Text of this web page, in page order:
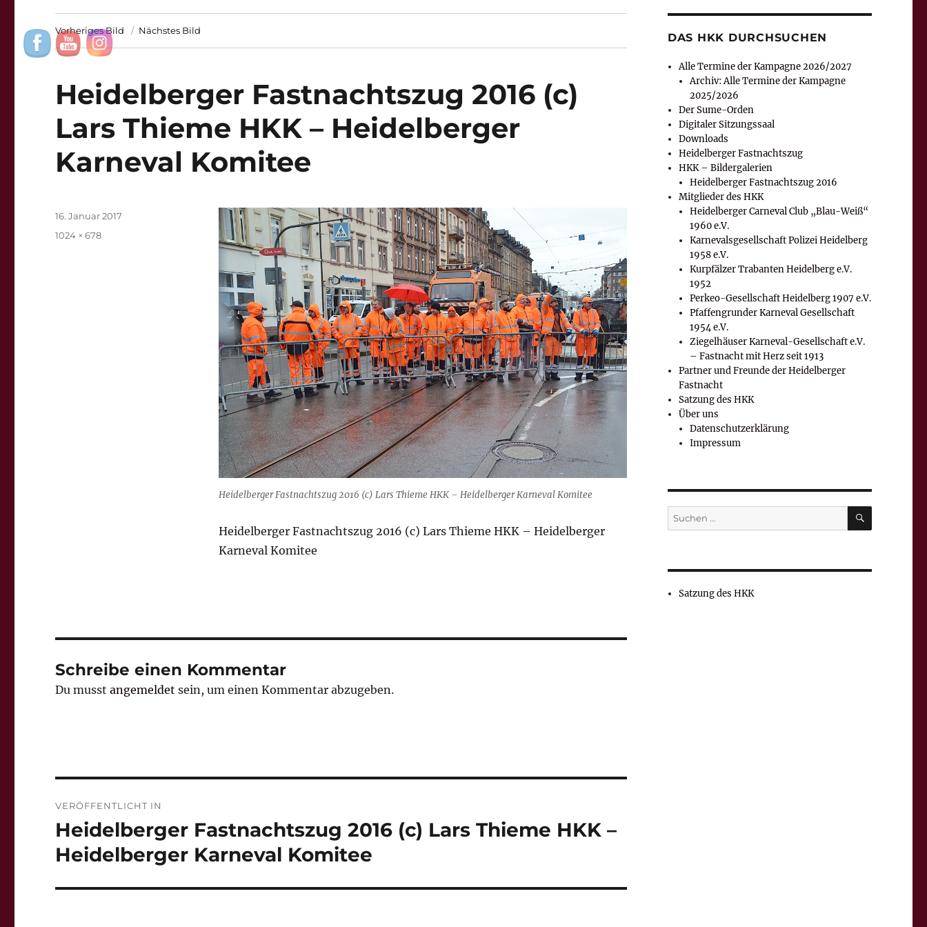
Vorheriges Bild Nächstes Bild
Heidelberger Fastnachtszug 2016 (c)
Lars Thieme HKK – Heidelberger
Karneval Komitee
Heidelberger Fastnachtszug 2016 (c) Lars Thieme HKK – Heidelberger Karneval Komitee
Heidelberger Fastnachtszug 2016 (c) Lars Thieme HKK – Heidelberger
Karneval Komitee
Veröffentlicht
16. Januar 2017
Originalgröße
1024 × 678
Schreibe einen Kommentar
Du musstangemeldet sein, um einen Kommentar abzugeben.
VERÖFFENTLICHT IN
Heidelberger Fastnachtszug 2016 (c) Lars Thieme HKK –
Heidelberger Karneval Komitee
DAS HKK DURCHSUCHEN
Alle Termine der Kampagne 2026/2027
Archiv: Alle Termine der Kampagne
2025/2026
Der Sume-Orden
Digitaler Sitzungssaal
Downloads
Heidelberger Fastnachtszug
HKK – Bildergalerien
Heidelberger Fastnachtszug 2016
Mitglieder des HKK
Heidelberger Carneval Club „Blau-Weiß“
1960 e.V.
Karnevalsgesellschaft Polizei Heidelberg
1958 e.V.
Kurpfälzer Trabanten Heidelberg e.V.
1952
Perkeo-Gesellschaft Heidelberg 1907 e.V.
Pfaffengrunder Karneval Gesellschaft
1954 e.V.
Ziegelhäuser Karneval-Gesellschaft e.V.
– Fastnacht mit Herz seit 1913
Partner und Freunde der Heidelberger
Fastnacht
Satzung des HKK
Über uns
Datenschutzerklärung
Impressum
Suchen
nach:
SUCHEN
Satzung des HKK